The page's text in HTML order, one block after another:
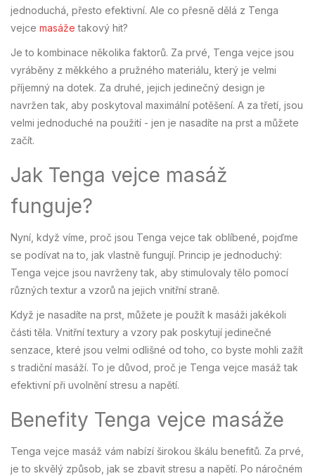
jednoduchá, přesto efektivní. Ale co přesně dělá z Tenga
vejce masáže takový hit?
Je to kombinace několika faktorů. Za prvé, Tenga vejce jsou
vyráběny z měkkého a pružného materiálu, který je velmi
příjemný na dotek. Za druhé, jejich jedinečný design je
navržen tak, aby poskytoval maximální potěšení. A za třetí, jsou
velmi jednoduché na použití - jen je nasadíte na prst a můžete
začít.
Jak Tenga vejce masáž
funguje?
Nyní, když víme, proč jsou Tenga vejce tak oblíbené, pojďme
se podívat na to, jak vlastně fungují. Princip je jednoduchý:
Tenga vejce jsou navrženy tak, aby stimulovaly tělo pomocí
různých textur a vzorů na jejich vnitřní straně.
Když je nasadíte na prst, můžete je použít k masáži jakékoli
části těla. Vnitřní textury a vzory pak poskytují jedinečné
senzace, které jsou velmi odlišné od toho, co byste mohli zažít
s tradiční masáží. To je důvod, proč je Tenga vejce masáž tak
efektivní při uvolnění stresu a napětí.
Benefity Tenga vejce masáže
Tenga vejce masáž vám nabízí širokou škálu benefitů. Za prvé,
je to skvělý způsob, jak se zbavit stresu a napětí. Po náročném